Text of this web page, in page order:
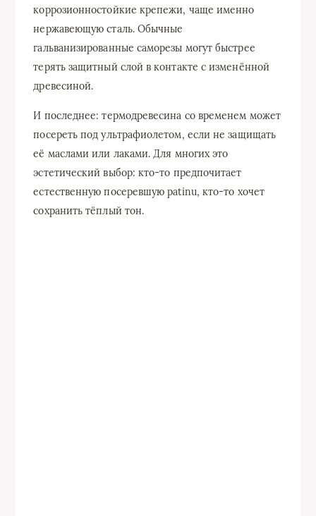
коррозионностойкие крепежи, чаще именно
нержавеющую сталь. Обычные
гальванизированные саморезы могут быстрее
терять защитный слой в контакте с изменённой
древесиной.
И последнее: термодревесина со временем может
посереть под ультрафиолетом, если не защищать
её маслами или лаками. Для многих это
эстетический выбор: кто-то предпочитает
естественную посеревшую patinu, кто-то хочет
сохранить тёплый тон.